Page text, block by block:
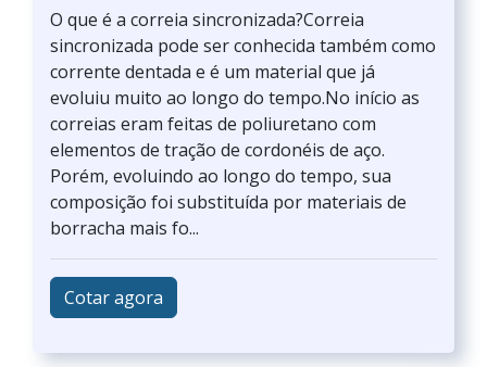
O que é a correia sincronizada?Correia
sincronizada pode ser conhecida também como
corrente dentada e é um material que já
evoluiu muito ao longo do tempo.No início as
correias eram feitas de poliuretano com
elementos de tração de cordonéis de aço.
Porém, evoluindo ao longo do tempo, sua
composição foi substituída por materiais de
borracha mais fo...
Cotar agora